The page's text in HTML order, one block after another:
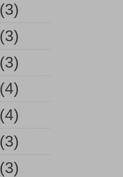
(3)
(3)
(3)
(4)
(4)
(3)
(3)